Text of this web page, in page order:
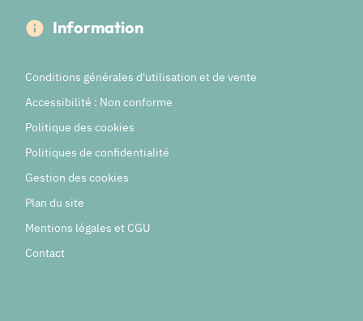
Information
Conditions générales d'utilisation et de vente
Accessibilité : Non conforme
Politique des cookies
Politiques de confidentialité
Gestion des cookies
Plan du site
Mentions légales et CGU
Contact